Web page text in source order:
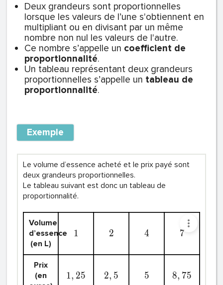
Deux grandeurs sont proportionnelles
lorsque les valeurs de l’une s'obtiennent en
multipliant ou en divisant par un même
nombre non nul les valeurs de l'autre.
Ce nombre s’appelle un coefficient de
proportionnalité.
Un tableau représentant deux grandeurs
proportionnelles s’appelle un tableau de
proportionnalité.
Exemple
Le volume d’essence acheté et le prix payé sont
deux grandeurs proportionnelles.
Le tableau suivant est donc un tableau de
proportionnalité.
Volume
d’essence
(en L)
1 2 4 7
Prix
(en
1, 25 2, 5 5 8, 75